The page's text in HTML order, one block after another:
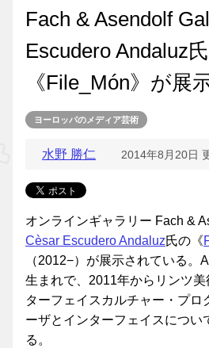
Fach & Asendolf
Escudero Andaluz
《File_Món》が展
ヨーロッパのメディア芸術
水野 勝仁 2014年8月20日
オンラインギャラリー Fach &
Cèsar Escudero Andaluz氏の《
（2012−）が展示されている。
生まれで、2011年からリンツ
ターフェイスカルチャー・プロ
ーザとインターフェイスについ
る。